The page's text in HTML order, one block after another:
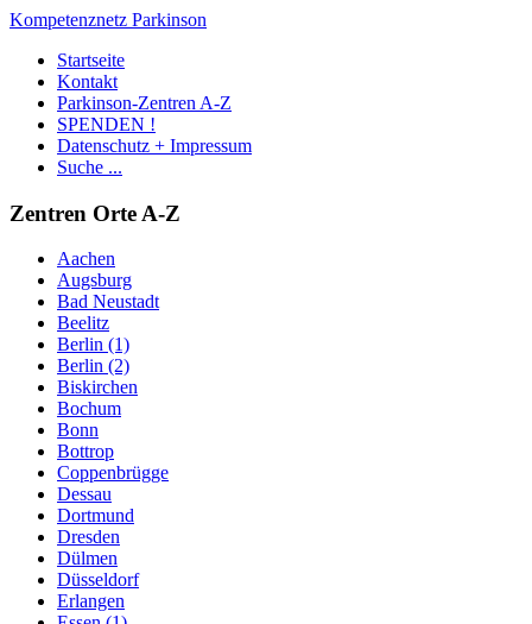
Kompetenznetz Parkinson
Startseite
Kontakt
Parkinson-Zentren A-Z
SPENDEN !
Datenschutz + Impressum
Suche ...
Zentren Orte A-Z
Aachen
Augsburg
Bad Neustadt
Beelitz
Berlin (1)
Berlin (2)
Biskirchen
Bochum
Bonn
Bottrop
Coppenbrügge
Dessau
Dortmund
Dresden
Dülmen
Düsseldorf
Erlangen